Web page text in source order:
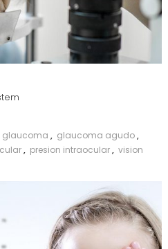
glaucoma , glaucoma agudo,
, presion intraocular, vision